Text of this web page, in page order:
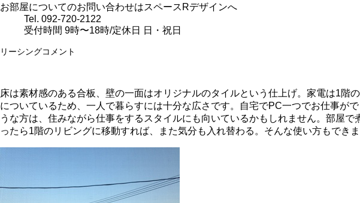
お部屋についてのお問い合わせはスペースRデザインへ
Tel. 092-720-2122
受付時間 9時〜18時/定休日 日・祝日
リーシングコメント
床は素材感のある合板、壁の一面はオリジナルのタイルという仕上げ。家電は1階
についているため、一人で暮らすには十分な広さです。自宅でPC一つでお仕事がで
うな方は、住みながら仕事をするスタイルにも向いているかもしれません。部屋で
ったら1階のリビングに移動すれば、また気分も入れ替わる。そんな使い方もできま